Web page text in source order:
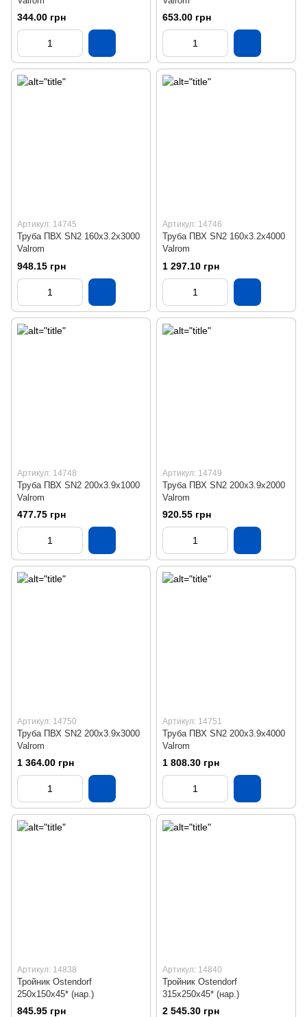
344.00 грн 653.00 грн
Артикул: 14745
Труба ПВХ SN2 160х3.2х3000
Valrom
948.15 грн
Артикул: 14746
Труба ПВХ SN2 160х3.2х4000
Valrom
1 297.10 грн
Артикул: 14748
Труба ПВХ SN2 200х3.9х1000
Valrom
477.75 грн
Артикул: 14749
Труба ПВХ SN2 200х3.9х2000
Valrom
920.55 грн
Артикул: 14750
Труба ПВХ SN2 200х3.9х3000
Valrom
1 364.00 грн
Артикул: 14751
Труба ПВХ SN2 200х3.9х4000
Valrom
1 808.30 грн
Артикул: 14838
Тройник Ostendorf
250х150х45* (нар.)
845.95 грн
Артикул: 14840
Тройник Ostendorf
315х250х45* (нар.)
2 545.30 грн